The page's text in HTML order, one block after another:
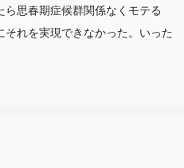
思春期症候群関係なくモテる
れを実現できなかった。いった